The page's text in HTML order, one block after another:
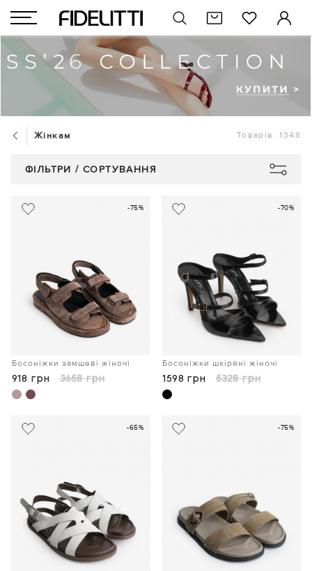
Жінкам Товарів: 1348
ФІЛЬТРИ / СОРТУВАННЯ
-75%
Босоніжки замшеві жіночі
918 грн 3658 грн
-70%
Босоніжки шкіряні жіночі
1598 грн 5328 грн
-65% -75%